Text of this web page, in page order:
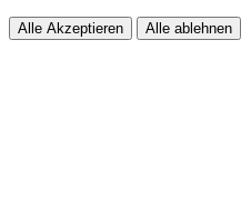
Alle Akzeptieren Alle ablehnen